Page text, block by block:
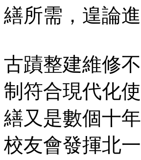
繕所需，遑論
古蹟整建維修
制符合現代化
繕又是數個十
校友會發揮北